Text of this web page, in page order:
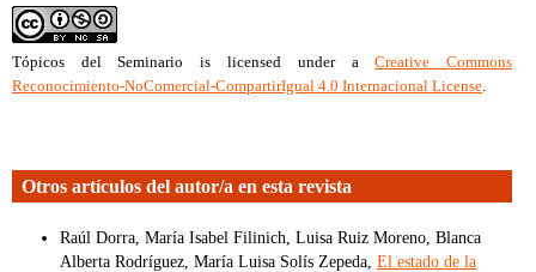
Tópicos del Seminario is licensed under aCreative Commons
Reconocimiento-NoComercial-CompartirIgual 4.0 Internacional License.
Otros artículos del autor/a en esta revista
Raúl Dorra, María Isabel Filinich, Luisa Ruiz Moreno, Blanca
Alberta Rodríguez, María Luisa Solís Zepeda, El estado de la